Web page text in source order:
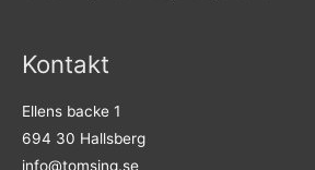
Kontakt
Ellens backe 1
694 30 Hallsberg
info@tomsing.se